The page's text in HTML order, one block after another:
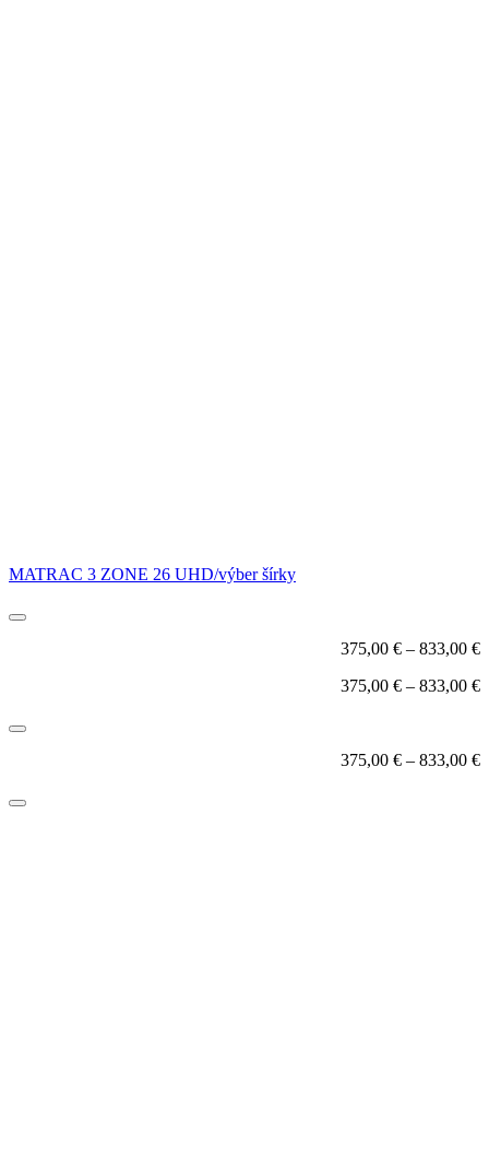
MATRAC 3 ZONE 26 UHD/výber šírky
375,00 € – 833,00 €
375,00 € – 833,00 €
375,00 € – 833,00 €